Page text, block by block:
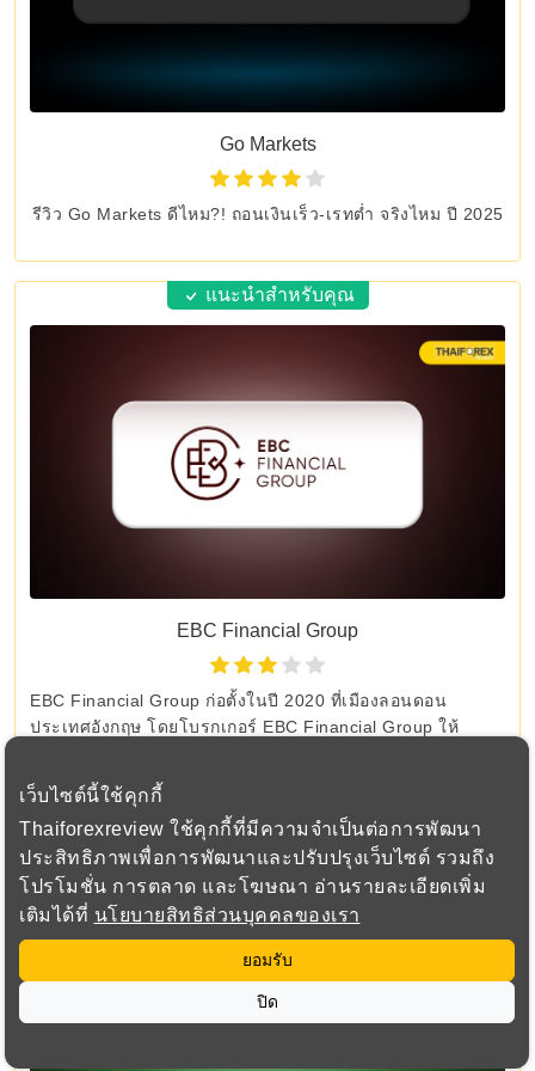
เว็บไซต์นี้ใช้คุกกี้
Thaiforexreview ใช้คุกกี้ที่มีความจำเป็นต่อการพัฒนา
ประสิทธิภาพเพื่อการพัฒนาและปรับปรุงเว็บไซต์ รวมถึง
โปรโมชั่น การตลาด และโฆษณา อ่านรายละเอียดเพิ่ม
เติมได้ที่ นโยบายสิทธิส่วนบุคคลของเรา
ยอมรับ
ปิด
Go Markets
รีวิว Go Markets ดีไหม?! ถอนเงินเร็ว-เรทต่ำ จริงไหม ปี 2025
แนะนำสำหรับคุณ
EBC Financial Group
EBC Financial Group ก่อตั้งในปี 2020 ที่เมืองลอนดอน
ประเทศอังกฤษ โดยโบรกเกอร์ EBC Financial Group ให้
แนะนำสำหรับคุณ